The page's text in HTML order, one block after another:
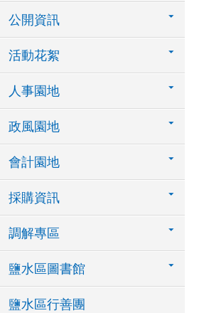
公開資訊
活動花絮
人事園地
政風園地
會計園地
採購資訊
調解專區
鹽水區圖書館
鹽水區行善團